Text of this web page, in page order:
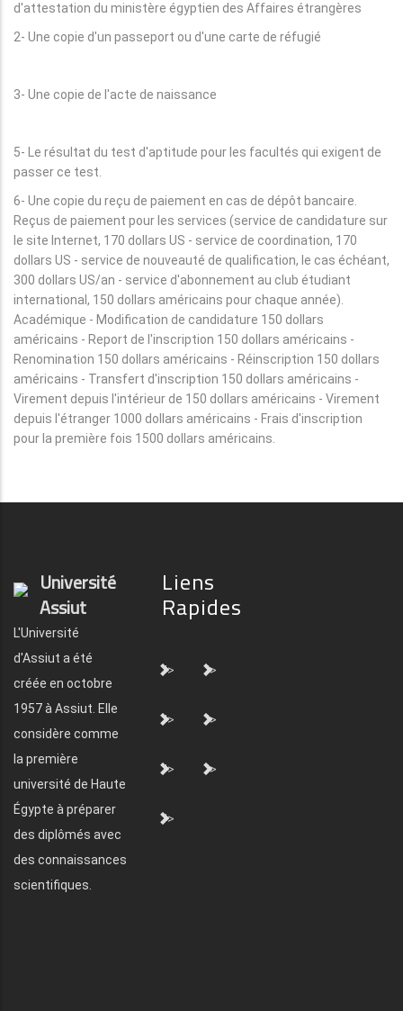
d'attestation du ministère égyptien des Affaires étrangères
2- Une copie d'un passeport ou d'une carte de réfugié
3- Une copie de l'acte de naissance
5- Le résultat du test d'aptitude pour les facultés qui exigent de
passer ce test.
6- Une copie du reçu de paiement en cas de dépôt bancaire.
Reçus de paiement pour les services (service de candidature sur
le site Internet, 170 dollars US - service de coordination, 170
dollars US - service de nouveauté de qualification, le cas échéant,
300 dollars US/an - service d'abonnement au club étudiant
international, 150 dollars américains pour chaque année).
Académique - Modification de candidature 150 dollars
américains - Report de l'inscription 150 dollars américains -
Renomination 150 dollars américains - Réinscription 150 dollars
américains - Transfert d'inscription 150 dollars américains -
Virement depuis l'intérieur de 150 dollars américains - Virement
depuis l'étranger 1000 dollars américains - Frais d'inscription
pour la première fois 1500 dollars américains.
Université
Assiut
L'Université
d'Assiut a été
créée en octobre
1957 à Assiut. Elle
considère comme
la première
université de Haute
Égypte à préparer
des diplômés avec
des connaissances
scientifiques.
Liens
Rapides
"> ">
"> ">
"> ">
">